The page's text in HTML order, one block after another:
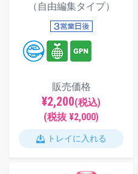
（自由編集タイプ）
販売価格
¥2,200(税込)
(税抜 ¥2,000)
トレイに入れる